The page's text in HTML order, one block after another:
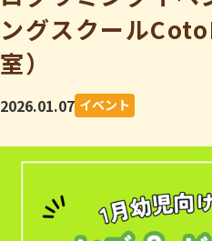
ングスクール
室）
2026.01.07 イベント